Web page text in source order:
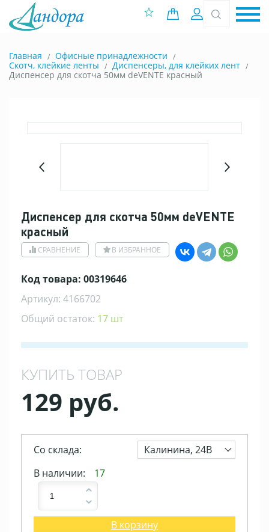
0 позиций
Вход
Главная
Офисные принадлежности
Скотч, клейкие ленты
Диспенсеры, для клейких лент
Диспенсер для скотча 50мм deVENTE красный
Диспенсер для скотча 50мм deVENTE
красный
СРАВНЕНИЕ В ИЗБРАННОЕ
Код товара: 00319646
Артикул: 4166702
Общий остаток: 17 шт
КУПИТЬ ТОВАР
129 руб.
Со склада:
Калинина, 24В
В наличии:
17
В корзину